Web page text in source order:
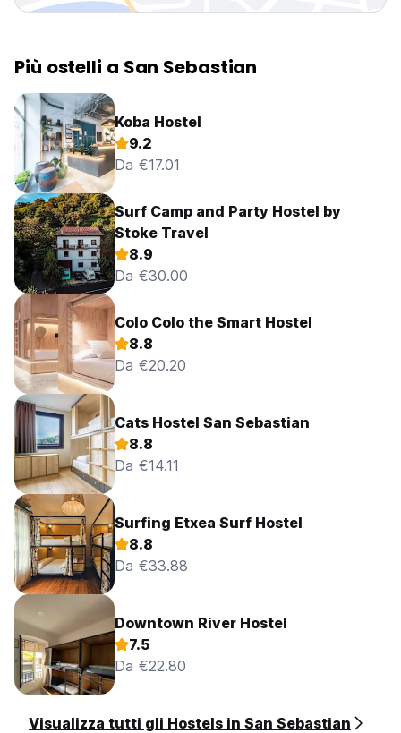
Più ostelli a San Sebastian
Koba Hostel
9.2
Da €17.01
Surf Camp and Party Hostel by
Stoke Travel
8.9
Da €30.00
Colo Colo the Smart Hostel
8.8
Da €20.20
Cats Hostel San Sebastian
8.8
Da €14.11
Surfing Etxea Surf Hostel
8.8
Da €33.88
Downtown River Hostel
7.5
Da €22.80
Visualizza tutti gli Hostels in San Sebastian